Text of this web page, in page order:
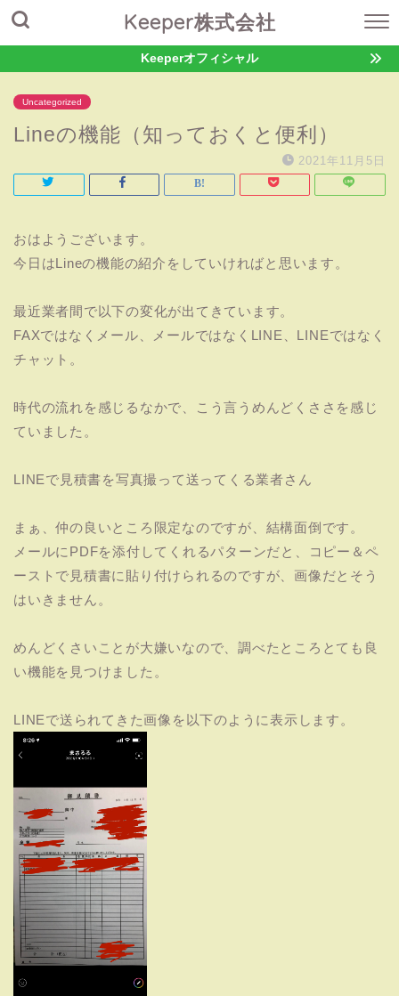
Keeper株式会社
Keeperオフィシャル
Uncategorized
Lineの機能（知っておくと便利）
2021年11月5日
おはようございます。
今日はLineの機能の紹介をしていければと思います。
最近業者間で以下の変化が出てきています。
FAXではなくメール、メールではなくLINE、LINEではなく
チャット。
時代の流れを感じるなかで、こう言うめんどくささを感じ
ていました。
LINEで見積書を写真撮って送ってくる業者さん
まぁ、仲の良いところ限定なのですが、結構面倒です。
メールにPDFを添付してくれるパターンだと、コピー＆ペ
ーストで見積書に貼り付けられるのですが、画像だとそう
はいきません。
めんどくさいことが大嫌いなので、調べたところとても良
い機能を見つけました。
LINEで送られてきた画像を以下のように表示します。